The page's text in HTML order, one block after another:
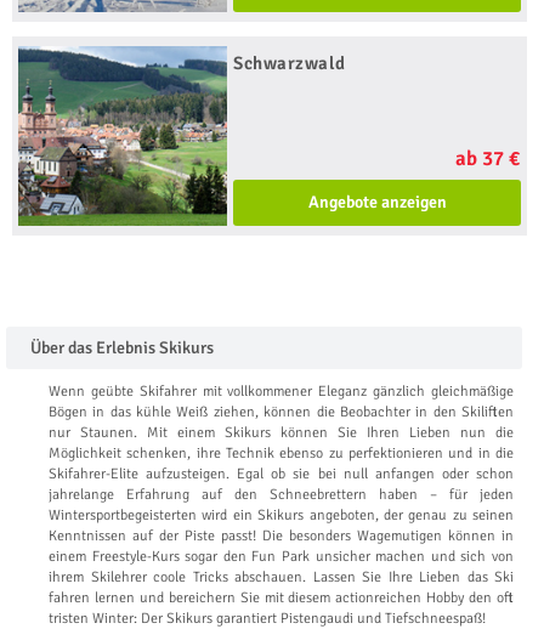
Schwarzwald
ab 37 €
Angebote anzeigen
Über das Erlebnis Skikurs
Wenn geübte Skifahrer mit vollkommener Eleganz gänzlich gleichmäßige
Bögen in das kühle Weiß ziehen, können die Beobachter in den Skiliften
nur Staunen. Mit einem Skikurs können Sie Ihren Lieben nun die
Möglichkeit schenken, ihre Technik ebenso zu perfektionieren und in die
Skifahrer-Elite aufzusteigen. Egal ob sie bei null anfangen oder schon
jahrelange Erfahrung auf den Schneebrettern haben – für jeden
Wintersportbegeisterten wird ein Skikurs angeboten, der genau zu seinen
Kenntnissen auf der Piste passt! Die besonders Wagemutigen können in
einem Freestyle-Kurs sogar den Fun Park unsicher machen und sich von
ihrem Skilehrer coole Tricks abschauen. Lassen Sie Ihre Lieben das Ski
fahren lernen und bereichern Sie mit diesem actionreichen Hobby den oft
tristen Winter: Der Skikurs garantiert Pistengaudi und Tiefschneespaß!